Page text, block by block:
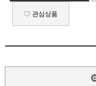
관심상품